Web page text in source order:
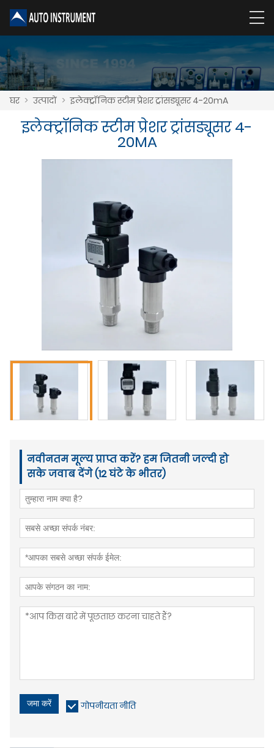
घर > उत्पादों > इलेक्ट्रॉनिक स्टीम प्रेशर ट्रांसड्यूसर 4-20mA
इलेक्ट्रॉनिक स्टीम प्रेशर ट्रांसड्यूसर 4-
20MA
नवीनतम मूल्य प्राप्त करें? हम जितनी जल्दी हो
सके जवाब देंगे (12 घंटे के भीतर)
जमा करें गोपनीयता नीति